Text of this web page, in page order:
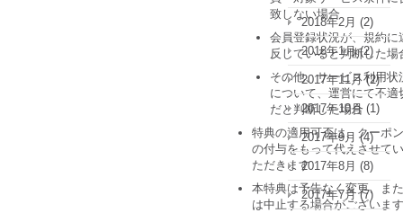
致しない場合
会員登録状況が、規約に
反していると判断した場
その他、サービス利用状
について、運営にて不適
だと判断した場合
特典の適用可否は、クーポン
の付与をもって代えさせてい
ただきます
本特典は予告なく変更、また
は中止する場合がございます
2018年2月 (2)
2018年1月(2)
2017年11月(2)
2017年10月 (1)
2017年9月 (4)
2017年8月 (8)
2017年7月(7)